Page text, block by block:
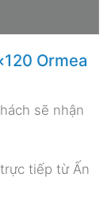
Ormea
sẽ nhận
tiếp từ Ấn